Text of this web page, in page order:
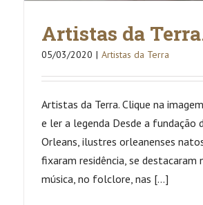
Artistas da
05/03/2020 | Artistas da Terra
Artistas da Terra. Clique na
e ler a legenda Desde a fundação
Orleans, ilustres orleanenses
fixaram residência, se destacaram
música, no folclore, nas [...]